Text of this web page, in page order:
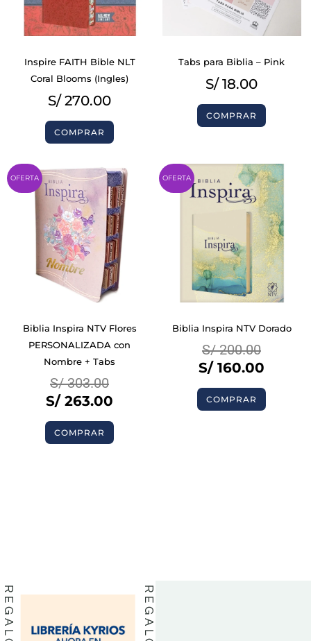
Inspire FAITH Bible NLT
Coral Blooms (Ingles)
S/270.00
COMPRAR
Tabs para Biblia – Pink
S/18.00
COMPRAR
OFERTA
Biblia Inspira NTV Flores
PERSONALIZADA con
Nombre + Tabs
S/303.00
Original
price
was:
S/ 303.00.
S/263.00
Current
price
is:
S/ 263.00.
COMPRAR
OFERTA
Biblia Inspira NTV Dorado
S/200.00
price
was:
S/
S/160.00
price
is:
S/
COMPRAR
REGALOS
REGALOS